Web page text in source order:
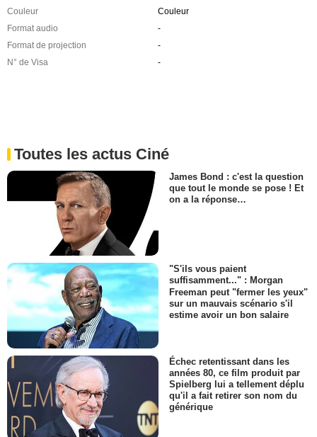
Couleur
Couleur
Format audio
-
Format de projection
-
N° de Visa
-
Toutes les actus Ciné
James Bond : c'est la question
que tout le monde se pose ! Et
on a la réponse…
"S'ils vous paient
suffisamment..." : Morgan
Freeman peut "fermer les yeux"
sur un mauvais scénario s'il
estime avoir un bon salaire
Échec retentissant dans les
années 80, ce film produit par
Spielberg lui a tellement déplu
qu'il a fait retirer son nom du
générique